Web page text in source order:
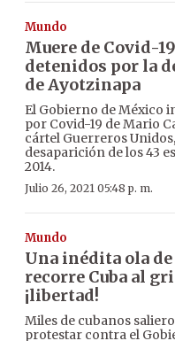
Mundo
Muere de Covid-
detenidos por la
de Ayotzinapa
El Gobierno de México
por Covid-19 de Mario
cártel Guerreros
desaparición de los 43
2014.
Julio 26, 2021 05:48 p. m.
Mundo
Una inédita ola
recorre Cuba al
¡libertad!
Miles de cubanos
protestar contra el